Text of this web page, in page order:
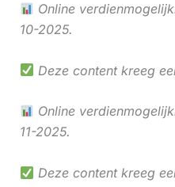
Online
10-2025.
Deze content kreeg
Online
11-2025.
Deze content kreeg